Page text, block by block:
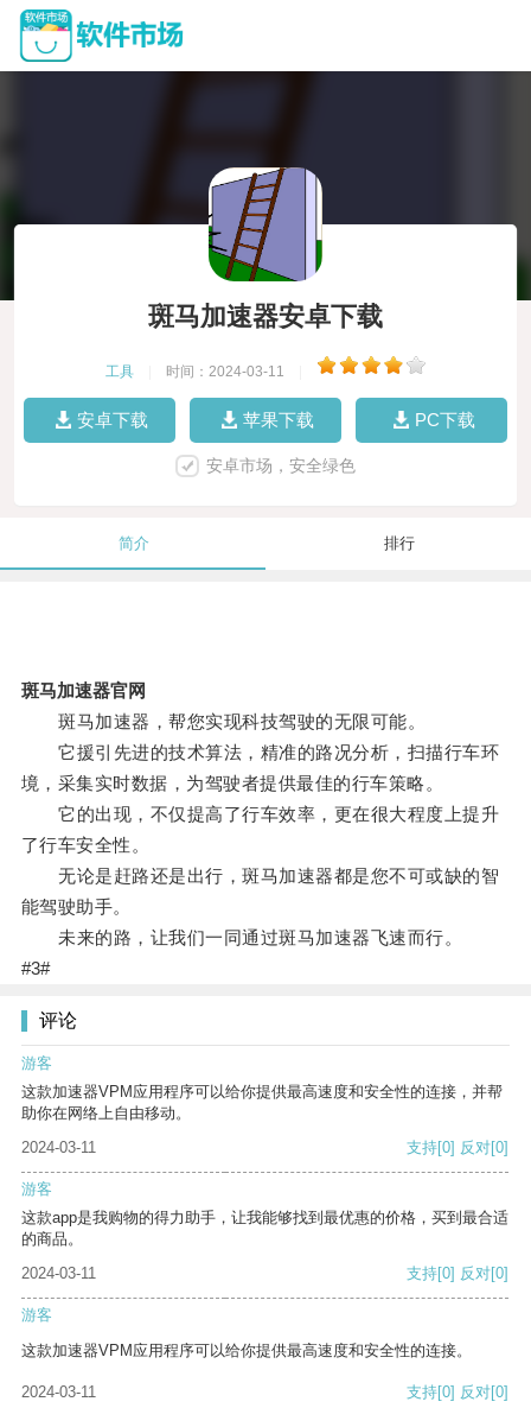
斑马加速器安卓下载
工具 时间：2024-03-11
安卓下载 苹果下载 PC下载
安卓市场，安全绿色
简介 排行
斑马加速器官网
斑马加速器，帮您实现科技驾驶的无限可能。
它援引先进的技术算法，精准的路况分析，扫描行车环
境，采集实时数据，为驾驶者提供最佳的行车策略。
它的出现，不仅提高了行车效率，更在很大程度上提升
了行车安全性。
无论是赶路还是出行，斑马加速器都是您不可或缺的智
能驾驶助手。
未来的路，让我们一同通过斑马加速器飞速而行。
#3#
评论
游客
这款加速器VPM应用程序可以给你提供最高速度和安全性的连接，并帮
助你在网络上自由移动。
2024-03-11
支持[0] 反对[0]
游客
这款app是我购物的得力助手，让我能够找到最优惠的价格，买到最合适
的商品。
2024-03-11
支持[0] 反对[0]
游客
这款加速器VPM应用程序可以给你提供最高速度和安全性的连接。
2024-03-11 支持[0] 反对[0]